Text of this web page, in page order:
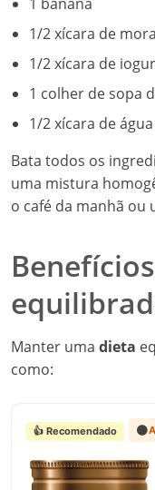
1/2 xícara de
1/2 xícara de
1 colher de sopa
1/2 xícara de
Bata todos os
uma mistura
o café da manhã ou
Manter uma dieta
como:
👍 Recomendado 🟠